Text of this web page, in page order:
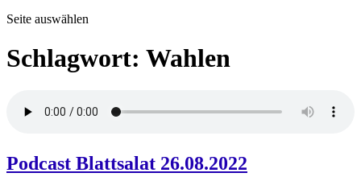
Seite auswählen
Schlagwort: Wahlen
Podcast Blattsalat 26.08.2022